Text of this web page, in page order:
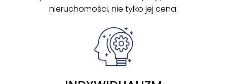
nieruchomości, nie tylko jej cena.